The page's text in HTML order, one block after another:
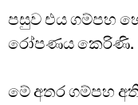
පසුව එය ගම්පහ
රෝපණය කෙරිණි.
මේ අතර ගම්පහ